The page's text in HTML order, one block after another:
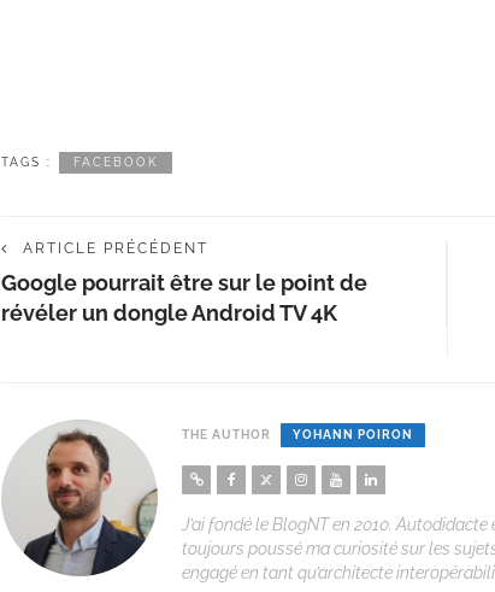
TAGS : FACEBOOK
ARTICLE PRÉCÉDENT
Google pourrait être sur le point de
révéler un dongle Android TV 4K
THE AUTHOR YOHANN POIRON
J’ai fondé le BlogNT en 2010.
toujours poussé ma curiosité sur les
engagé en tant qu’architecte